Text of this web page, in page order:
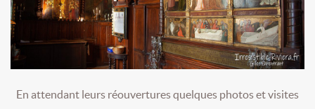
En attendant leurs réouvertures quelques photos et visites